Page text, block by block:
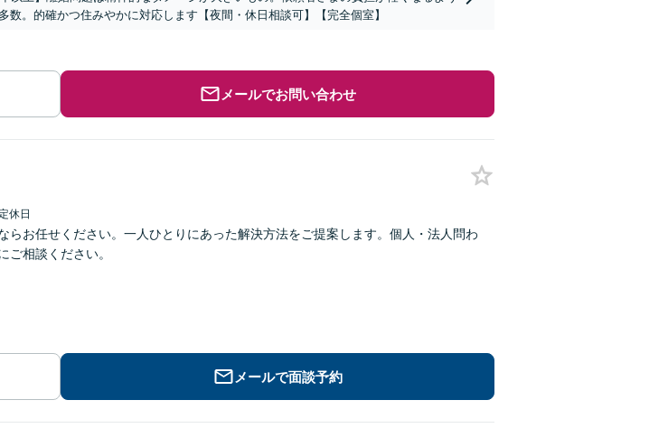
数。的確かつ住みやかに対応します【夜間・休日相談可】【完全個室】
メールでお問い合わせ
休日
らお任せください。一人ひとりにあった解決方法をご提案します。個人・法人問わ
ご相談ください。
メールで面談予約